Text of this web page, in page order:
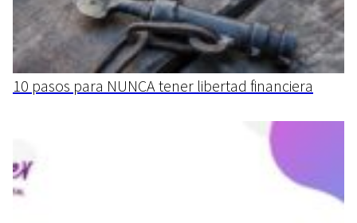
10 pasos para NUNCA tener libertad financiera